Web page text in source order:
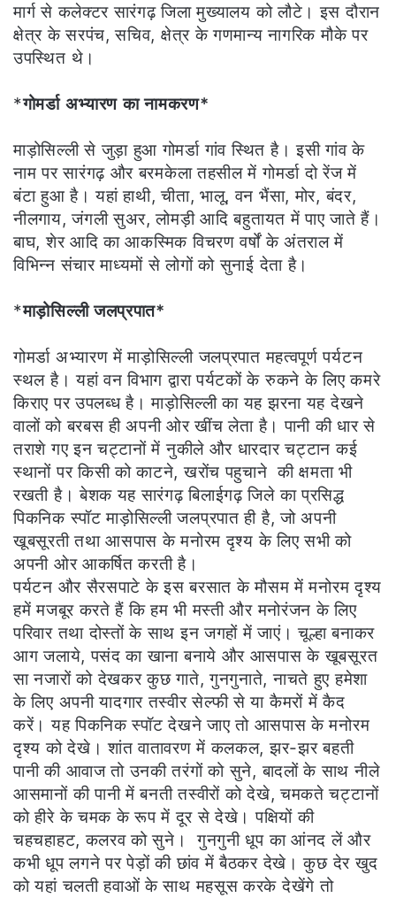
मार्ग से कलेक्टर सारंगढ़ जिला मुख्यालय को लौटे। इस दौरान
क्षेत्र के सरपंच, सचिव, क्षेत्र के गणमान्य नागरिक मौके पर
उपस्थित थे।
*गोमर्डा अभ्यारण का नामकरण*
माड़ोसिल्ली से जुड़ा हुआ गोमर्डा गांव स्थित है। इसी गांव के
नाम पर सारंगढ़ और बरमकेला तहसील में गोमर्डा दो रेंज में
बंटा हुआ है। यहां हाथी, चीता, भालू, वन भैंसा, मोर, बंदर,
नीलगाय, जंगली सुअर, लोमड़ी आदि बहुतायत में पाए जाते हैं।
बाघ, शेर आदि का आकस्मिक विचरण वर्षों के अंतराल में
विभिन्न संचार माध्यमों से लोगों को सुनाई देता है।
*माड़ोसिल्ली जलप्रपात*
गोमर्डा अभ्यारण में माड़ोसिल्ली जलप्रपात महत्वपूर्ण पर्यटन
स्थल है। यहां वन विभाग द्वारा पर्यटकों के रुकने के लिए कमरे
किराए पर उपलब्ध है। माड़ोसिल्ली का यह झरना यह देखने
वालों को बरबस ही अपनी ओर खींच लेता है। पानी की धार से
तराशे गए इन चट्टानों में नुकीले और धारदार चट्टान कई
स्थानों पर किसी को काटने, खरोंच पहुचाने की क्षमता भी
रखती है। बेशक यह सारंगढ़ बिलाईगढ़ जिले का प्रसिद्ध
पिकनिक स्पॉट माड़ोसिल्ली जलप्रपात ही है, जो अपनी
खूबसूरती तथा आसपास के मनोरम दृश्य के लिए सभी को
अपनी ओर आकर्षित करती है।
पर्यटन और सैरसपाटे के इस बरसात के मौसम में मनोरम दृश्य
हमें मजबूर करते हैं कि हम भी मस्ती और मनोरंजन के लिए
परिवार तथा दोस्तों के साथ इन जगहों में जाएं। चूल्हा बनाकर
आग जलाये, पसंद का खाना बनाये और आसपास के खूबसूरत
सा नजारों को देखकर कुछ गाते, गुनगुनाते, नाचते हुए हमेशा
के लिए अपनी यादगार तस्वीर सेल्फी से या कैमरों में कैद
करें। यह पिकनिक स्पॉट देखने जाए तो आसपास के मनोरम
दृश्य को देखे। शांत वातावरण में कलकल, झर-झर बहती
पानी की आवाज तो उनकी तरंगों को सुने, बादलों के साथ नीले
आसमानों की पानी में बनती तस्वीरों को देखे, चमकते चट्टानों
को हीरे के चमक के रूप में दूर से देखे। पक्षियों की
चहचहाहट, कलरव को सुने। गुनगुनी धूप का आंनद लें और
कभी धूप लगने पर पेड़ों की छांव में बैठकर देखे। कुछ देर खुद
को यहां चलती हवाओं के साथ महसूस करके देखेंगे तो